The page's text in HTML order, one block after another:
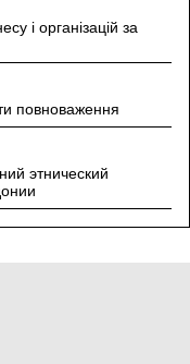
і організацій за
повноваження
этнический